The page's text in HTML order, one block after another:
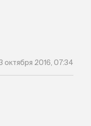
октября 2016, 07:34